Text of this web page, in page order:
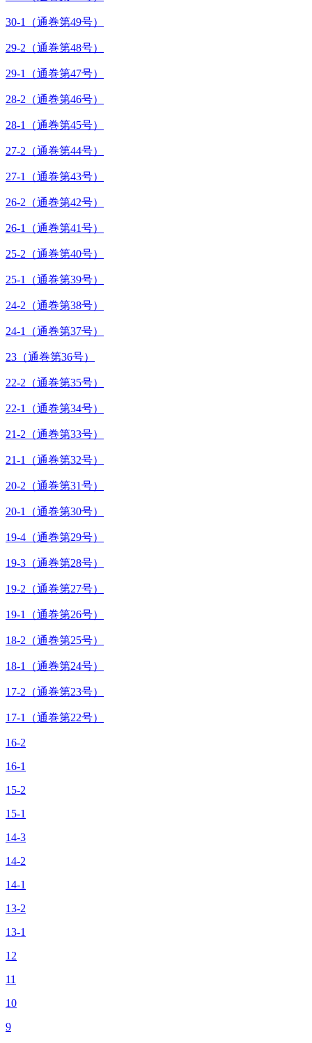
30-1（通巻第49号）
29-2（通巻第48号）
29-1（通巻第47号）
28-2（通巻第46号）
28-1（通巻第45号）
27-2（通巻第44号）
27-1（通巻第43号）
26-2（通巻第42号）
26-1（通巻第41号）
25-2（通巻第40号）
25-1（通巻第39号）
24-2（通巻第38号）
24-1（通巻第37号）
23（通巻第36号）
22-2（通巻第35号）
22-1（通巻第34号）
21-2（通巻第33号）
21-1（通巻第32号）
20-2（通巻第31号）
20-1（通巻第30号）
19-4（通巻第29号）
19-3（通巻第28号）
19-2（通巻第27号）
19-1（通巻第26号）
18-2（通巻第25号）
18-1（通巻第24号）
17-2（通巻第23号）
17-1（通巻第22号）
16-2
16-1
15-2
15-1
14-3
14-2
14-1
13-2
13-1
12
11
10
9